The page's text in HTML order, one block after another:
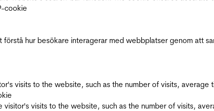
cookie
hur besökare interagerar med webbplatser genom att
visits to the website, such as the number of visits,
visitor's visits to the website, such as the number of visits,